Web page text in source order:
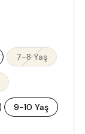
7-8 Yaş
9-10 Yaş